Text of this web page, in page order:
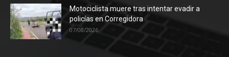
Motociclista muere tras intentar evadir a
policías en Corregidora
07/08/2026